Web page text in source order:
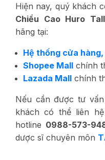
Hiện nay, quý khách
Chiều Cao Huro
hãng tại:
Hệ thống cửa
Shopee Mall chính
Lazada Mall chính
Nếu cần được tư
khách có thể liên
hotline 0988-573-
dược sĩ chuyên môn